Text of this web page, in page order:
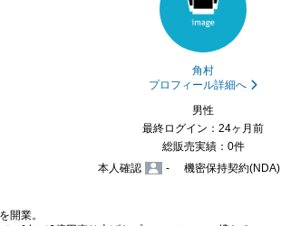
角村
プロフィール詳細へ
男性
最終ログイン：24ヶ月前
総販売実績：0件
本人確認
- 機密保持契約(NDA)
開業。